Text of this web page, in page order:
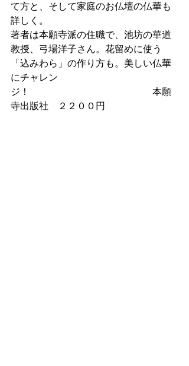
て方と、そして家庭のお仏壇の仏華も
詳しく。
著者は本願寺派の住職で、池坊の華道
教授、弓場洋子さん。花留めに使う
「込みわら」の作り方も。美しい仏華
にチャレン
ジ！　　　　　　　　　　　　　本願
寺出版社　２２００円